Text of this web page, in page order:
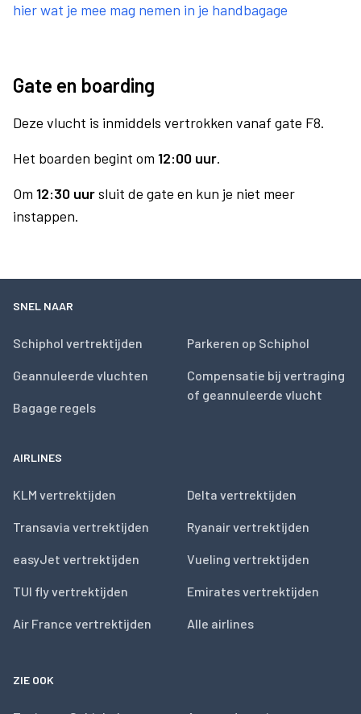
hier wat je mee mag nemen in je handbagage
Gate en boarding
Deze vlucht is inmiddels vertrokken vanaf gate F8.
Het boarden begint om 12:00 uur.
Om 12:30 uursluit de gate en kun je niet meer
instappen.
SNEL NAAR
Schiphol vertrektijden
Geannuleerde vluchten
Bagage regels
Parkeren op Schiphol
Compensatie bij vertraging
of geannuleerde vlucht
AIRLINES
KLM vertrektijden
Transavia vertrektijden
easyJet vertrektijden
TUI fly vertrektijden
Air France vertrektijden
Delta vertrektijden
Ryanair vertrektijden
Vueling vertrektijden
Emirates vertrektijden
Alle airlines
ZIE OOK